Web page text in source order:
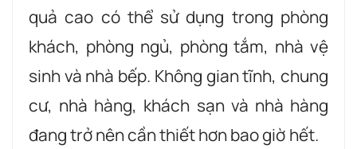
quả cao có thể sử dụng trong phòng
khách, phòng ngủ, phòng tắm, nhà vệ
sinh và nhà bếp. Không gian tĩnh, chung
cư, nhà hàng, khách sạn và nhà hàng
đang trở nên cần thiết hơn bao giờ hết.